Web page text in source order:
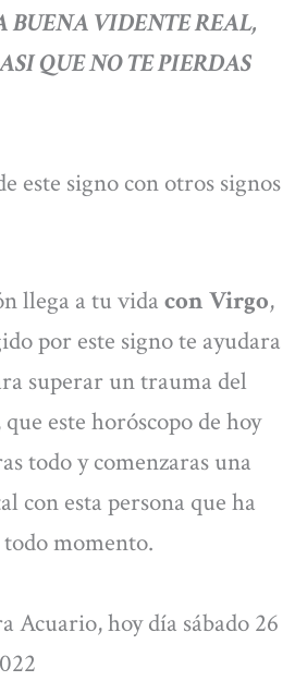
BUENA VIDENTE REAL,
QUE NO TE PIERDAS
este signo con otros signos
llega a tu vida con Virgo,
por este signo te ayudara
superar un trauma del
este horóscopo de hoy
todo y comenzaras una
con esta persona que ha
momento.
Acuario, hoy día sábado 26